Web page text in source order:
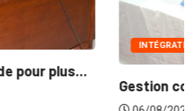
durable du Bassin du...